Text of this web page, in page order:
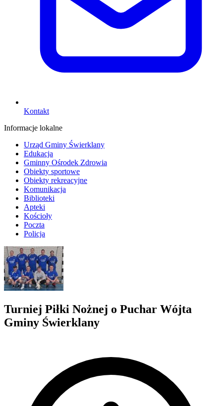
Kontakt
Informacje lokalne
Urząd Gminy Świerklany
Edukacja
Gminny Ośrodek Zdrowia
Obiekty sportowe
Obiekty rekreacyjne
Komunikacja
Biblioteki
Apteki
Kościoły
Poczta
Policja
Turniej Piłki Nożnej o Puchar Wójta
Gminy Świerklany